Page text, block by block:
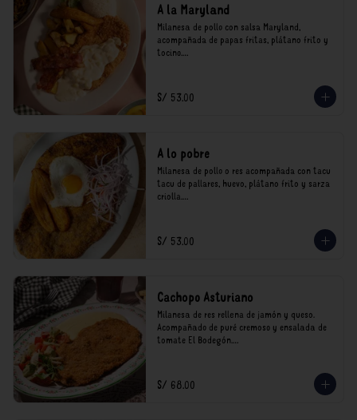
A la Maryland
Milanesa de pollo con salsa Maryland,
acompañada de papas fritas, plátano frito y
tocino.
incluyen impuestos de ley y recargo al
consumo.
S/ 53.00
A lo pobre
Milanesa de pollo o res acompañada con tacu
tacu de pallares, huevo, plátano frito y sarza
criolla.
incluyen impuestos de ley y recargo al
consumo.
S/ 53.00
Cachopo Asturiano
Milanesa de res rellena de jamón y queso.
Acompañado de puré cremoso y ensalada de
tomate El Bodegón.
incluyen impuestos de ley y recargo al
consumo.
S/ 68.00